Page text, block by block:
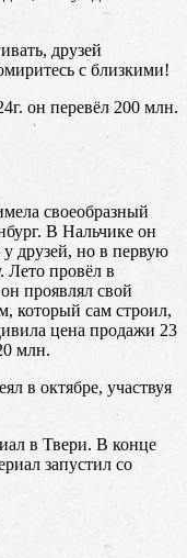
друзей
с близкими!
он перевёл 200 млн.
своеобразный
В Нальчике он
у друзей, но в первую
Лето провёл в
проявлял свой
который сам строил,
цена продажи 23
млн.
в октябре, участвуя
в Твери. В конце
запустил со